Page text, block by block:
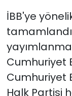
İBB'ye
Cumhuriyet
Cumhuriyet
Halk Partisi